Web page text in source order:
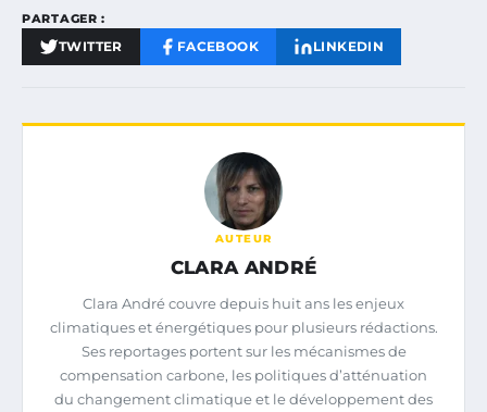
PARTAGER :
TWITTER FACEBOOK LINKEDIN
AUTEUR
CLARA ANDRÉ
Clara André couvre depuis huit ans les enjeux
climatiques et énergétiques pour plusieurs rédactions.
Ses reportages portent sur les mécanismes de
compensation carbone, les politiques d’atténuation
du changement climatique et le développement des